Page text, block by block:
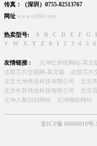
传真：（深圳）0755-82513767
网址 www.st180.com
热卖型号: A B C D E F G
V
W X Y Z 0 1 2 3 4 5 6
友情链接 : 元坤红外线网站-英文
达普芯片交易网-英文版
达普芯片
北京元坤伟业科技有限公司
北京
北京中其伟业科技有限公司
北京
元坤人脸识别网站
元坤物联网站
京ICP备 06008810号